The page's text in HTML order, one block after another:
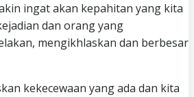
ingat akan kepahitan yang kita
dan orang yang
mengikhlaskan dan berbesar
kekecewaan yang ada dan kita